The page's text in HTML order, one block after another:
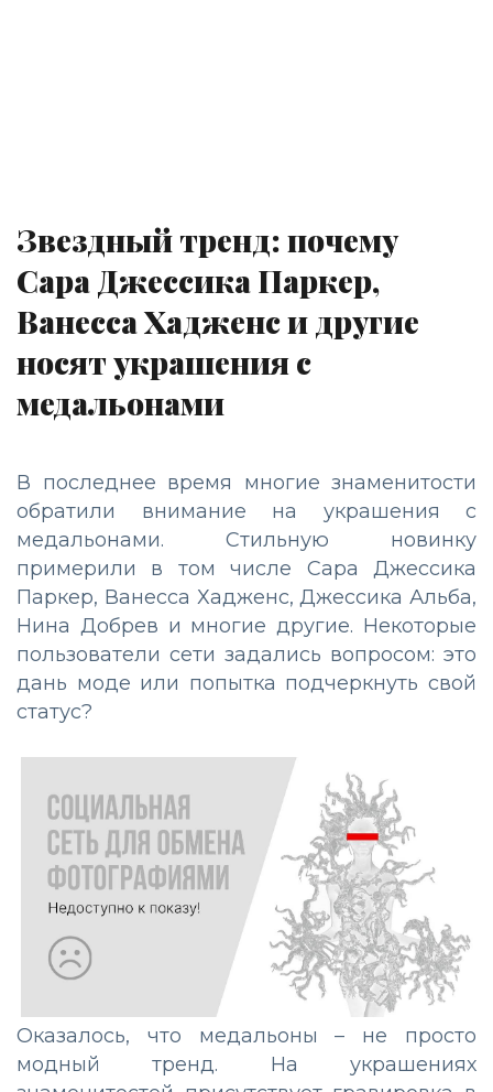
Звездный тренд: почему
Сара Джессика Паркер,
Ванесса Хадженс и другие
носят украшения с
медальонами
В последнее время многие знаменитости
обратили внимание на украшения с
медальонами. Стильную новинку
примерили в том числе Сара Джессика
Паркер, Ванесса Хадженс, Джессика Альба,
Нина Добрев и многие другие. Некоторые
пользователи сети задались вопросом: это
дань моде или попытка подчеркнуть свой
статус?
Оказалось, что медальоны – не просто
модный тренд. На украшениях